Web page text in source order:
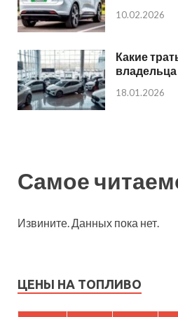
10.02.2026
Какие
18.01.2026
Самое
Извините. Данных пока нет.
ЦЕНЫ НА ТОПЛИВО